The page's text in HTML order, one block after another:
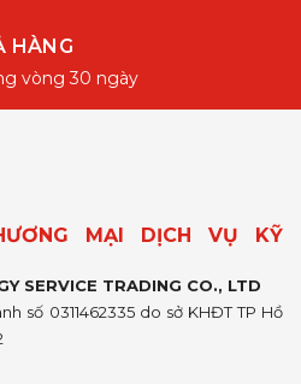
HÀNG
vòng 30 ngày
MẠI DỊCH VỤ KỸ
SERVICE TRADING CO., LTD
số 0311462335 do sở KHĐT TP Hồ